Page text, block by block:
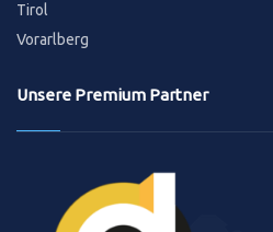
Tirol
Vorarlberg
Unsere Premium Partner